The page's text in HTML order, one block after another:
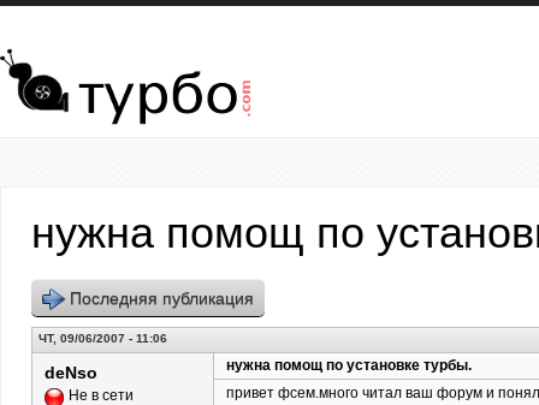
Перейти к основному содержанию
нужна помощ по
Последняя публикация
ЧТ, 09/06/2007 - 11:06
deNso
Не в сети
нужна помощ по установке турбы.
привет фсем.много читал ваш форум и